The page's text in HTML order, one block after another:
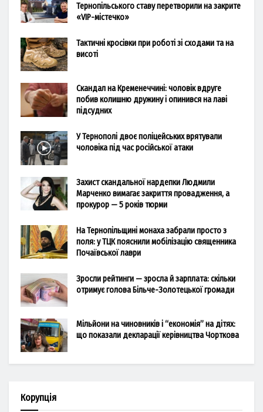
Тернопільського ставу перетворили на закрите
«VIP-містечко»
Тактичні кросівки при роботі зі сходами та на
висоті
Скандал на Кременеччині: чоловік вдруге
побив колишню дружину і опинився на лаві
підсудних
У Тернополі двоє поліцейських врятували
чоловіка під час російської атаки
Захист скандальної нардепки Людмили
Марченко вимагає закриття провадження, а
прокурор — 5 років тюрми
На Тернопільщині монаха забрали просто з
поля: у ТЦК пояснили мобілізацію священника
Почаївської лаври
Зросли рейтинги — зросла й зарплата: скільки
отримує голова Більче-Золотецької громади
Мільйони на чиновників і “економія” на дітях:
що показали декларації керівництва Чорткова
Корупція